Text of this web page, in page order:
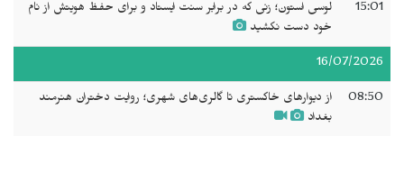
15:01
لوسی استون؛ زنی که در برابر سنت ایستاد و برای حفظ هویتش از نام
خود دست نکشید
16/07/2026
08:50
از دیوارهای خاکستری تا گالری‌های شهری؛ روایت دختران هنرمند
بغداد